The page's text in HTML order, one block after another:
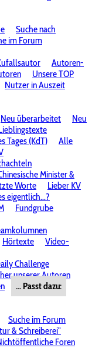
Suche nach
im Forum
Autoren-
Unsere TOP
Nutzer in Auszeit
Neu überarbeitet
Neu
Tages (KdT)
Alle
Minister &
Worte
Lieber KV
eigentlich...?
Fundgrube
Hörtexte
Video-
Challenge
unserer Autoren
... Passt dazu:
Suche im Forum
& Schreiberei"
Foren